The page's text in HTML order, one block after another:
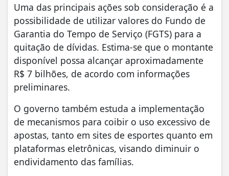
Uma das principais ações sob consideração é a
possibilidade de utilizar valores do Fundo de
Garantia do Tempo de Serviço (FGTS) para a
quitação de dívidas. Estima-se que o montante
disponível possa alcançar aproximadamente
R$ 7 bilhões, de acordo com informações
preliminares.
O governo também estuda a implementação
de mecanismos para coibir o uso excessivo de
apostas, tanto em sites de esportes quanto em
plataformas eletrônicas, visando diminuir o
endividamento das famílias.